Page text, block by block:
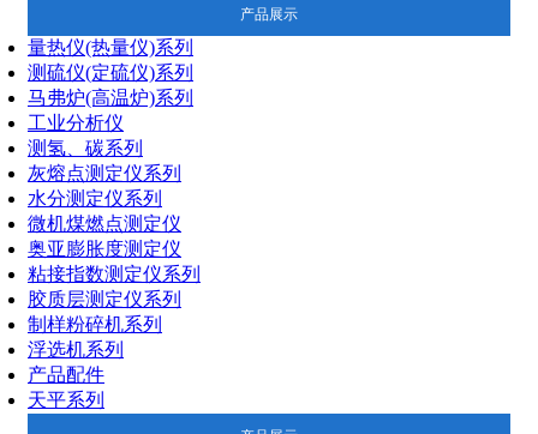
产品展示
量热仪(热量仪)系列
测硫仪(定硫仪)系列
马弗炉(高温炉)系列
工业分析仪
测氢、碳系列
灰熔点测定仪系列
水分测定仪系列
微机煤燃点测定仪
奥亚膨胀度测定仪
粘接指数测定仪系列
胶质层测定仪系列
制样粉碎机系列
浮选机系列
产品配件
天平系列